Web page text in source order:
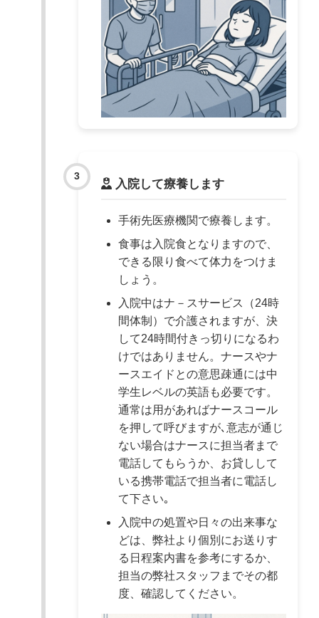
入院して療養します
手術先医療機関で療養します。
食事は入院食となりますので、
できる限り食べて体力をつけま
しょう。
入院中はナ－スサービス（24時
間体制）で介護されますが、決
して24時間付きっ切りになるわ
けではありません。ナースやナ
ースエイドとの意思疎通には中
学生レベルの英語も必要です。
通常は用があればナースコール
を押して呼びますが､意志が通じ
ない場合はナースに担当者まで
電話してもらうか、お貸しして
いる携帯電話で担当者に電話し
て下さい｡
入院中の処置や日々の出来事な
どは、弊社より個別にお送りす
る日程案内書を参考にするか、
担当の弊社スタッフまでその都
度、確認してください。